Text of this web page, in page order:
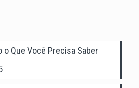
o Que Você Precisa Saber